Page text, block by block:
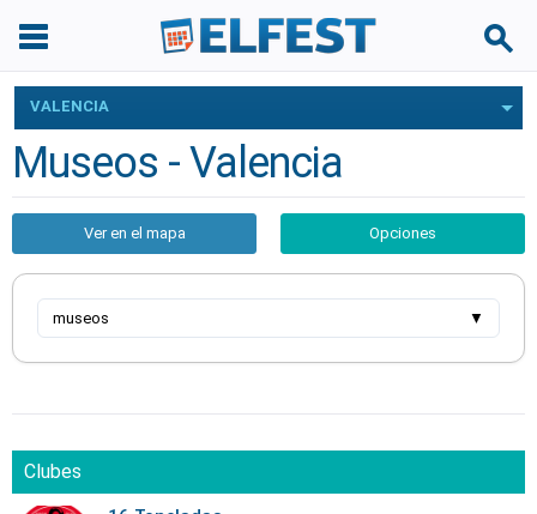
VALENCIA
Museos - Valencia
Ver en el mapa Opciones
museos ▼
Clubes